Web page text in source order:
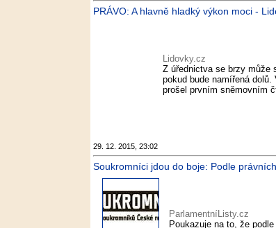
PRÁVO: A hlavně hladký výkon moci -
Lidovky.cz
Z úřednictva se brzy může
pokud bude namířená
prošel prvním sněmovním
29. 12. 2015, 23:02
Soukromníci jdou do boje: Podle
ParlamentníListy.cz
Poukazuje na to, že